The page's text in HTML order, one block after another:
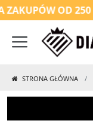
OD 250 ZŁ
STRONA GŁÓWNA